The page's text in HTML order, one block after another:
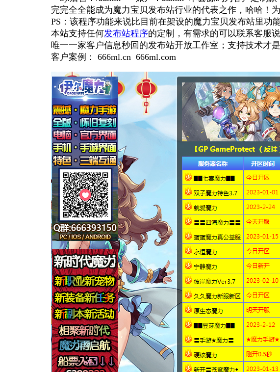
完完全全能成为魔力宝贝发布站行业的代表之作，哈哈！
PS：该程序功能来说比目前在架设的魔力宝贝发布站里功
本站支持任何发布站程序的定制，有需求的可以联系客服
唯一一家客户信息秒回的发布站开放工作室；支持技术才
客户案例： 666ml.cn 666ml.com